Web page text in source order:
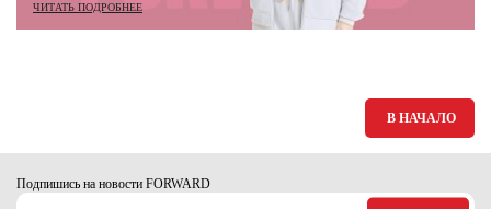
ЧИТАТЬ ПОДРОБНЕЕ
В НАЧАЛО
Подпишись на новости FORWARD